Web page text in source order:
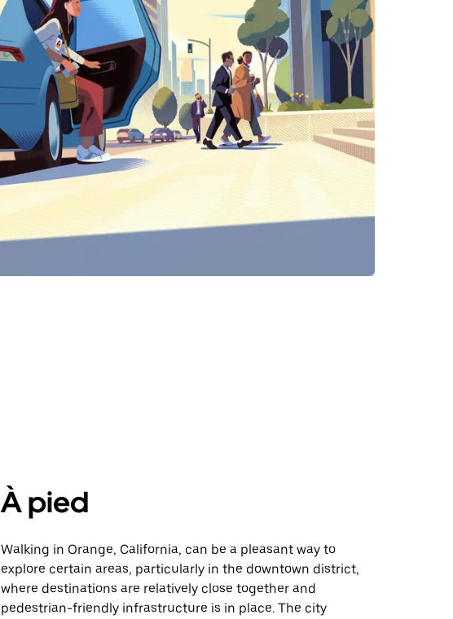
À pied
Walking in Orange, California, can be a pleasant way to
explore certain areas, particularly in the downtown district,
where destinations are relatively close together and
pedestrian-friendly infrastructure is in place. The city